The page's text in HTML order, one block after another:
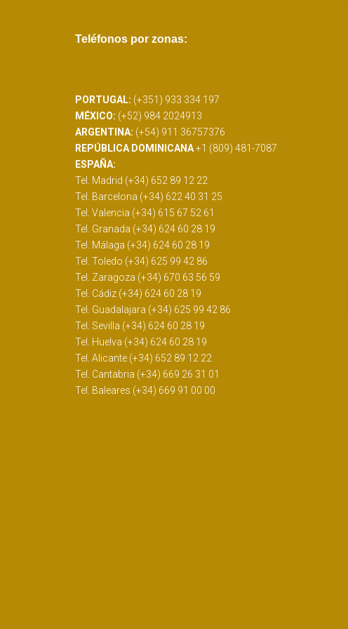
Teléfonos por zonas:
PORTUGAL: (+351) 933 334 197
MÉXICO: (+52) 984 2024913
ARGENTINA: (+54) 911 36757376
REPÚBLICA DOMINICANA+1 (809) 481-7087
ESPAÑA:
Tel. Madrid (+34) 652 89 12 22
Tel. Barcelona (+34) 622 40 31 25
Tel. Valencia (+34) 615 67 52 61
Tel. Granada (+34) 624 60 28 19
Tel. Málaga (+34) 624 60 28 19
Tel. Toledo (+34) 625 99 42 86
Tel. Zaragoza (+34) 670 63 56 59
Tel. Cádiz (+34) 624 60 28 19
Tel. Guadalajara (+34) 625 99 42 86
Tel. Sevilla (+34) 624 60 28 19
Tel. Huelva (+34) 624 60 28 19
Tel. Alicante (+34) 652 89 12 22
Tel. Cantabria (+34) 669 26 31 01
Tel. Baleares (+34) 669 91 00 00